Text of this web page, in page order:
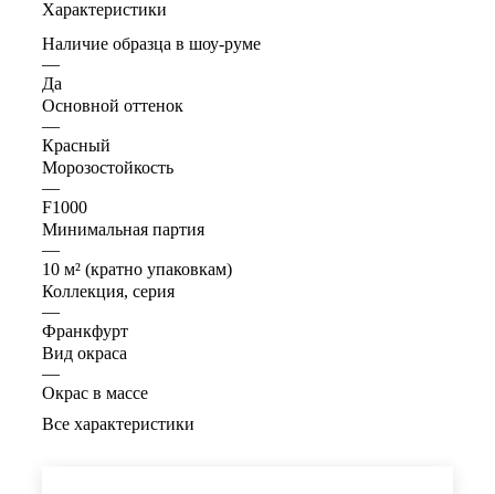
Характеристики
Наличие образца в шоу-руме
—
Да
Основной оттенок
—
Красный
Морозостойкость
—
F1000
Минимальная партия
—
10 м² (кратно упаковкам)
Коллекция, серия
—
Франкфурт
Вид окраса
—
Окрас в массе
Все характеристики